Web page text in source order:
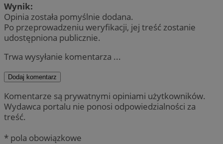
Wynik:
Opinia została pomyślnie dodana.
Po przeprowadzeniu weryfikacji, jej treść zostanie
udostępniona publicznie.
Trwa wysyłanie komentarza ...
Dodaj komentarz
Komentarze są prywatnymi opiniami użytkowników.
Wydawca portalu nie ponosi odpowiedzialności za
treść.
* pola obowiązkowe